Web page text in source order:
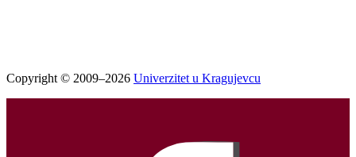
Copyright © 2009–2026 Univerzitet u Kragujevcu